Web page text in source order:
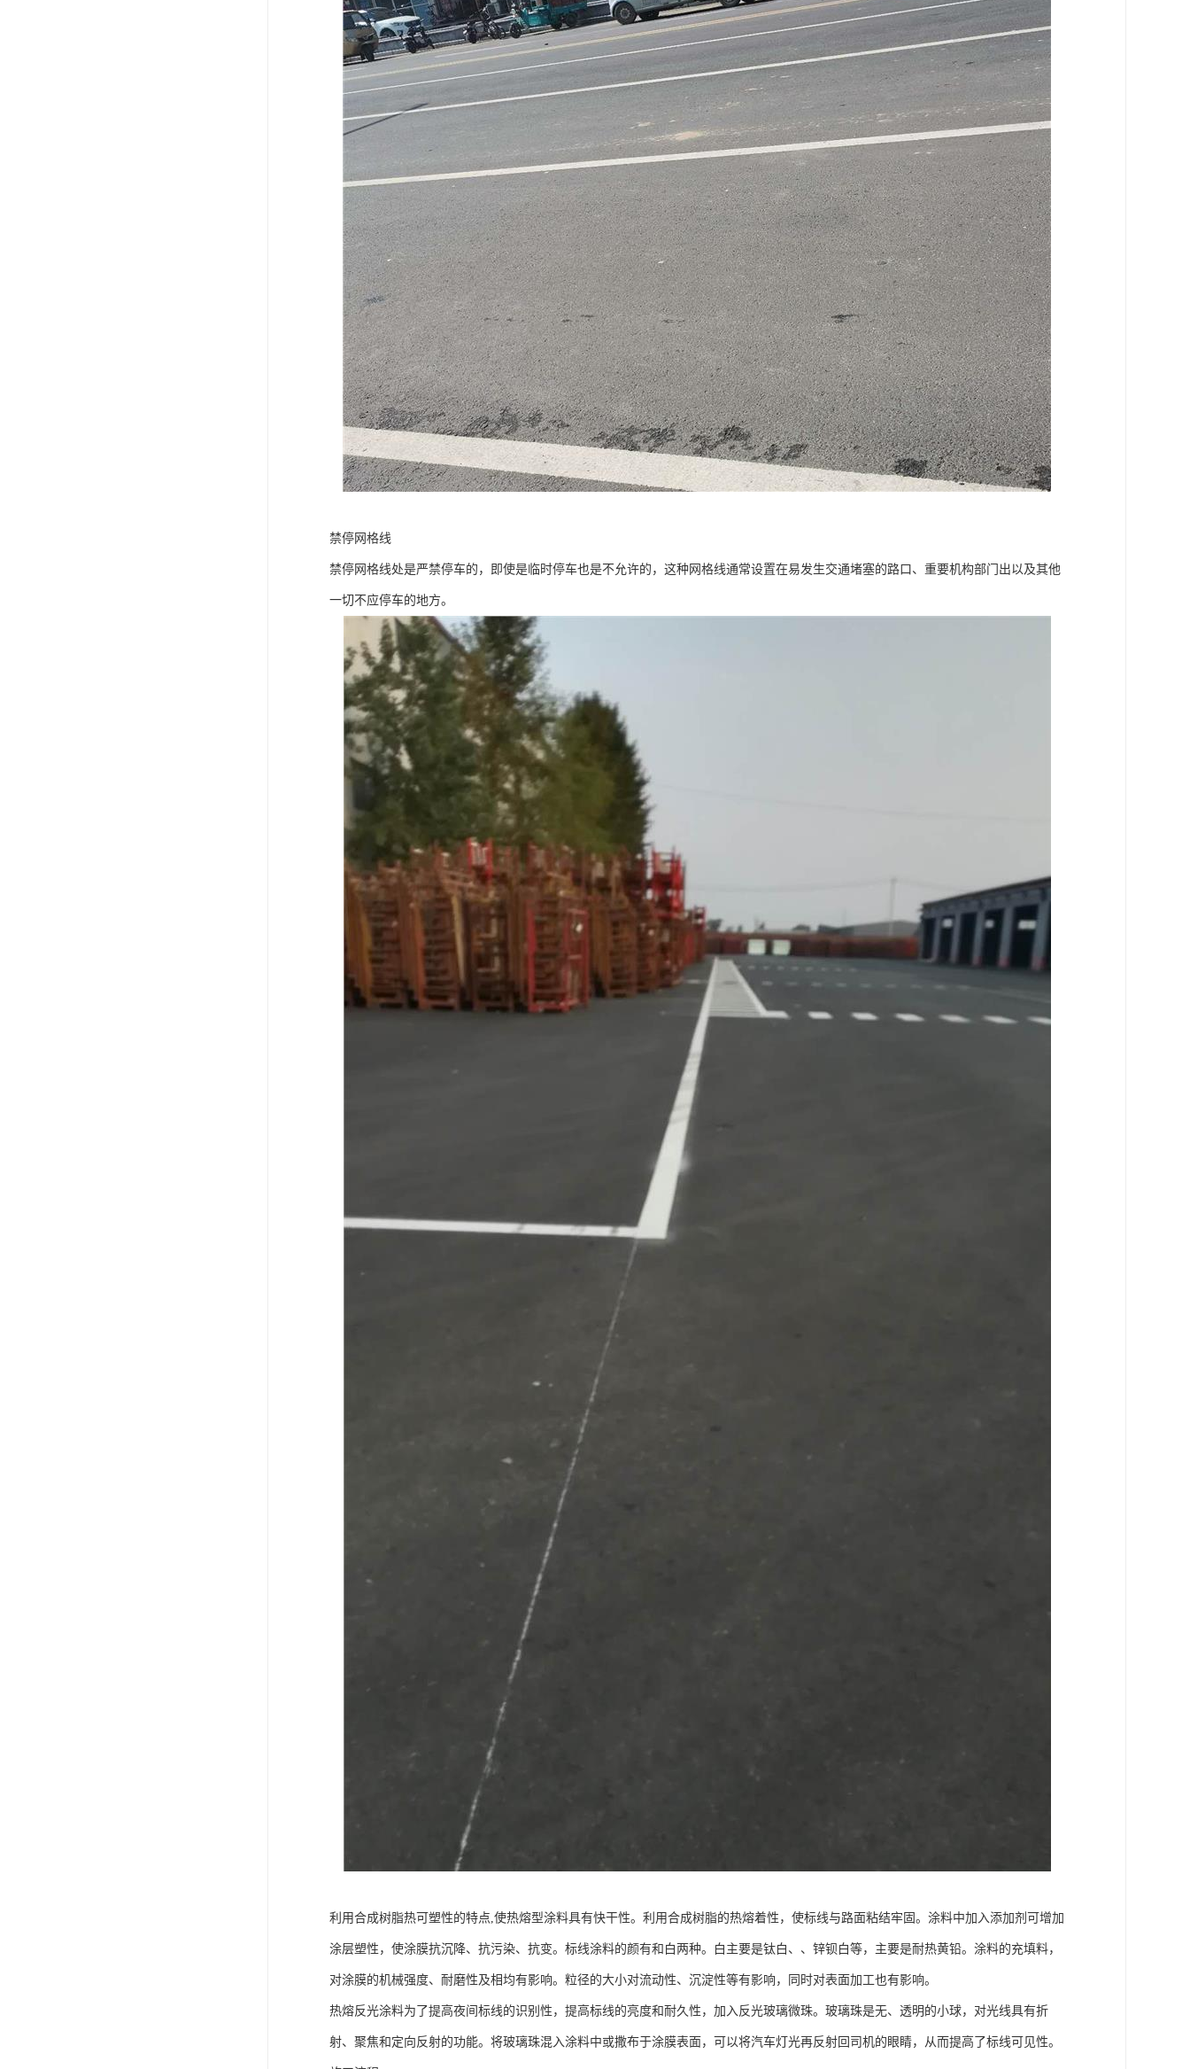
禁停网格线
禁停网格线处是严禁停车的，即使是临时停车也是不允许的，这种网格线通常设置在易发生交通堵塞的路口、重要机构部门出以及其他
一切不应停车的地方。
利用合成树脂热可塑性的特点,使热熔型涂料具有快干性。利用合成树脂的热熔着性，使标线与路面粘结牢固。涂料中加入添加剂可增加
涂层塑性，使涂膜抗沉降、抗污染、抗变。标线涂料的颜有和白两种。白主要是钛白、、锌钡白等，主要是耐热黄铅。涂料的充填料，
对涂膜的机械强度、耐磨性及相均有影响。粒径的大小对流动性、沉淀性等有影响，同时对表面加工也有影响。
热熔反光涂料为了提高夜间标线的识别性，提高标线的亮度和耐久性，加入反光玻璃微珠。玻璃珠是无、透明的小球，对光线具有折
射、聚焦和定向反射的功能。将玻璃珠混入涂料中或撒布于涂膜表面，可以将汽车灯光再反射回司机的眼睛，从而提高了标线可见性。